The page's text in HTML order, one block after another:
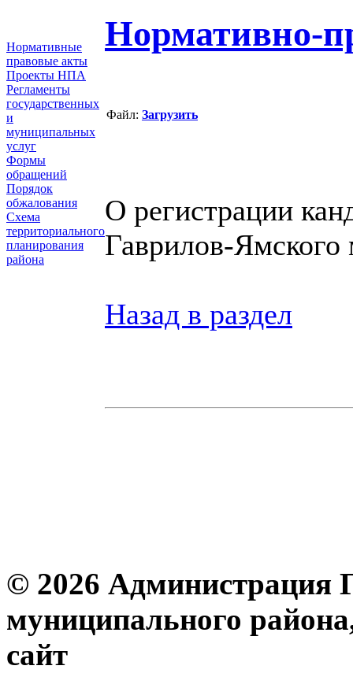
Нормативные
правовые акты
Проекты НПА
Регламенты
государственных
и
муниципальных
услуг
Формы
обращений
Порядок
обжалования
Схема
территориального
планирования
района
Нормативно-
Файл: Загрузить
О регистрации
Гаврилов-Ямского
Назад в раздел
© 2026 Администрация
муниципального